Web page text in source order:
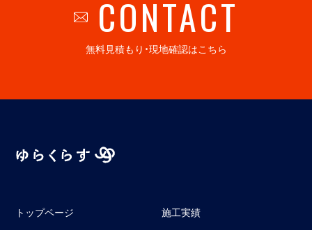
CONTACT
無料見積もり・現地確認はこちら
トップページ 施工実績